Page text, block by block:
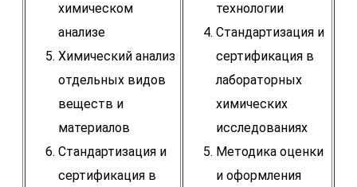
химическом
анализе
Химический анализ
отдельных видов
веществ и
материалов
Стандартизация и
сертификация в
технологии
Стандартизация и
сертификация в
лабораторных
химических
исследованиях
Методика оценки
и оформления